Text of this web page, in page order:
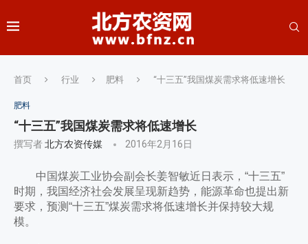
首页 行业 肥料 “十三五”我国煤炭需求将低速增长
肥料
“十三五”我国煤炭需求将低速增长
撰写者北方农资传媒 2016年2月16日
中国煤炭工业协会副会长姜智敏近日表示，“十三五”
时期，我国经济社会发展呈现新趋势，能源革命也提出新
要求，预测“十三五”煤炭需求将低速增长并保持较大规
模。